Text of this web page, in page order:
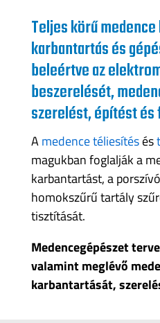
Teljes körű
karbantartás és
beleértve az
beszerelését,
szerelést, építést
Amedence téliesítésés
magukban foglalják a
karbantartást, a
homokszűrű tartály
tisztítását.
Medencegépészet
valamint meglévő
karbantartását,